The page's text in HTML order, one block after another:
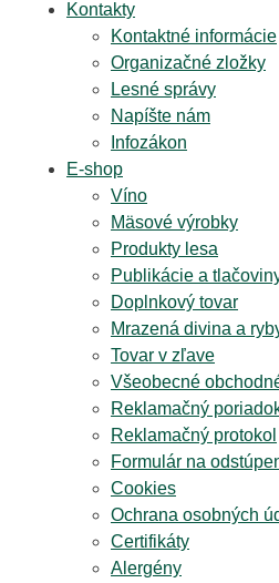
Kontakty
Kontaktné informácie
Organizačné zložky
Lesné správy
Napíšte nám
Infozákon
E-shop
Víno
Mäsové výrobky
Produkty lesa
Publikácie a
Doplnkový tovar
Mrazená divina a
Tovar v zľave
Všeobecné
Reklamačný
Reklamačný protokol
Formulár na
Cookies
Ochrana osobných
Certifikáty
Alergény